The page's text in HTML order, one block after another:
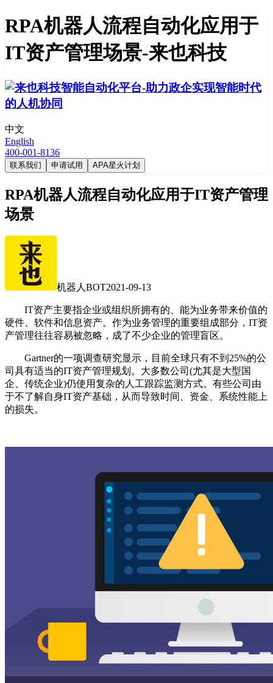
RPA机器人流程自动化应用于
IT资产管理场景-来也科技
中文
English
400-001-8136
联系我们 申请试用 APA星火计划
RPA机器人流程自动化应用于IT资产管理
场景
机器人BOT2021-09-13
IT资产主要指企业或组织所拥有的、能为业务带来价值的
硬件、软件和信息资产。作为业务管理的重要组成部分，IT资
产管理往往容易被忽略，成了不少企业的管理盲区。
Gartner的一项调查研究显示，目前全球只有不到25%的公
司具有适当的IT资产管理规划。大多数公司(尤其是大型国
企、传统企业)仍使用复杂的人工跟踪监测方式。有些公司由
于不了解自身IT资产基础，从而导致时间、资金、系统性能上
的损失。